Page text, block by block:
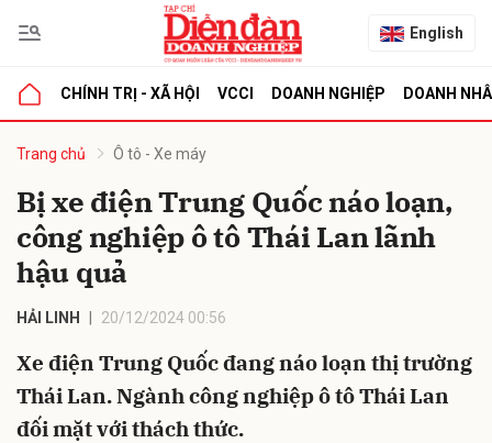
English
CHÍNH TRỊ - XÃ HỘI VCCI DOANH NGHIỆP DOANH
Trang chủ Ô tô - Xe máy
Bị xe điện Trung Quốc náo loạn,
công nghiệp ô tô Thái Lan lãnh
hậu quả
HẢI LINH 20/12/2024 00:56
Xe điện Trung Quốc đang náo loạn thị trường
Thái Lan. Ngành công nghiệp ô tô Thái Lan
đối mặt với thách thức.
luận
Hủy